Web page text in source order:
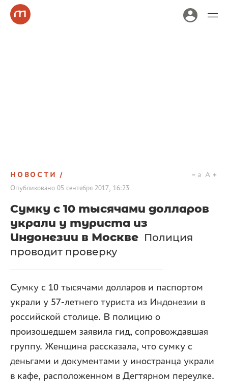
НОВОСТИ
Опубликовано 05 сентября 2017, 16:23
a A
Сумку с 10 тысячами долларов
украли у туриста из
Индонезии в Москве Полиция
проводит проверку
Сумку с 10 тысячами долларов и паспортом
украли у 57-летнего туриста из Индонезии в
российской столице. В полицию о
произошедшем заявила гид, сопровождавшая
группу. Женщина рассказала, что сумку с
деньгами и документами у иностранца украли
в кафе, расположенном в Дегтярном переулке.